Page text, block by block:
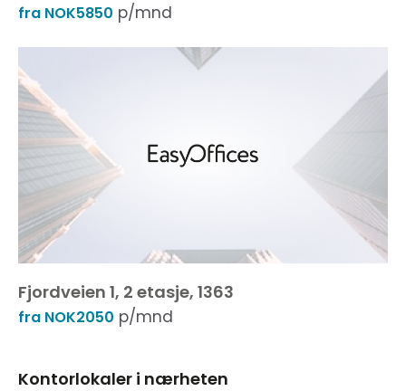
fra NOK5850 p/mnd
Fjordveien 1, 2 etasje, 1363
fra NOK2050 p/mnd
Kontorlokaler i nærheten